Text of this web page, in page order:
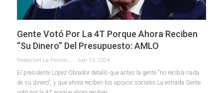
Gente Votó Por La 4T Porque Ahora Reciben
“su Dinero” Del Presupuesto: AMLO
Redaccion La Pancarta De Quintana Roo Jun 13, 2024
El presidente López Obrador detalló que antes la gente "no recibía nada
de su dinero", y que ahora reciben los apoyos sociales La entrada Gente